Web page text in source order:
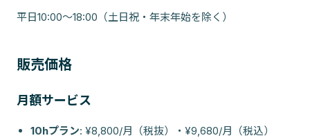
平日10:00〜18:00（土日祝・年末年始を除く）
販売価格
月額サービス
10hプラン: ¥8,800/月（税抜）・¥9,680/月（税込）